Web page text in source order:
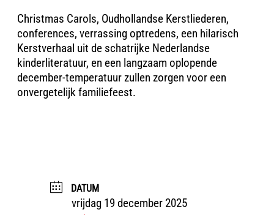
Christmas Carols, Oudhollandse Kerstliederen,
conferences, verrassing optredens, een hilarisch
Kerstverhaal uit de schatrijke Nederlandse
kinderliteratuur, en een langzaam oplopende
december-temperatuur zullen zorgen voor een
onvergetelijk familiefeest.
DATUM
vrijdag 19 december 2025